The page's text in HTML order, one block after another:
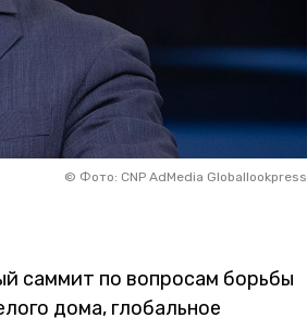
© Фото: CNP AdMedia Globallookpress
саммит по вопросам борьбы
дома, глобальное